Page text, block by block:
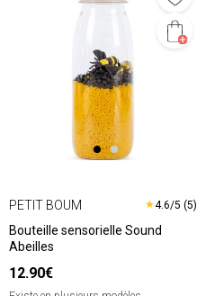
PETIT BOUM ★4.6/5 (5)
Bouteille sensorielle Sound
Abeilles
12.90€